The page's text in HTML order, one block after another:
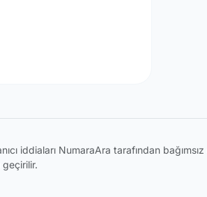
iddiaları NumaraAra tarafından
geçirilir.